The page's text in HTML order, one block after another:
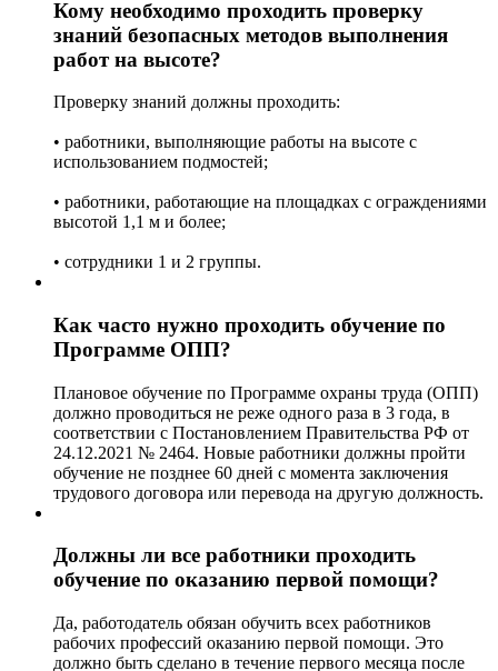
Кому необходимо проходить проверку
знаний безопасных методов выполнения
работ на высоте?
Проверку знаний должны проходить:
• работники, выполняющие работы на высоте с
использованием подмостей;
• работники, работающие на площадках с ограждениями
высотой 1,1 м и более;
• сотрудники 1 и 2 группы.
Как часто нужно проходить обучение по
Программе ОПП?
Плановое обучение по Программе охраны труда (ОПП)
должно проводиться не реже одного раза в 3 года, в
соответствии с Постановлением Правительства РФ от
24.12.2021 № 2464. Новые работники должны пройти
обучение не позднее 60 дней с момента заключения
трудового договора или перевода на другую должность.
Должны ли все работники проходить
обучение по оказанию первой помощи?
Да, работодатель обязан обучить всех работников
рабочих профессий оказанию первой помощи. Это
должно быть сделано в течение первого месяца после